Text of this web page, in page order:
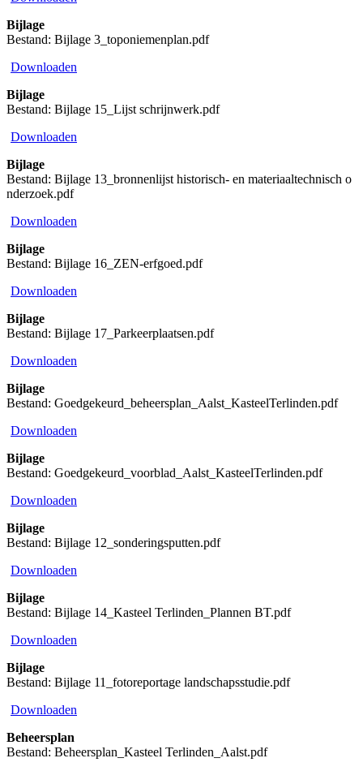
Bijlage
Bestand: Bijlage 3_toponiemenplan.pdf
Downloaden
Bijlage
Bestand: Bijlage 15_Lijst schrijnwerk.pdf
Downloaden
Bijlage
Bestand: Bijlage 13_bronnenlijst historisch- en materiaaltechnisch o
nderzoek.pdf
Downloaden
Bijlage
Bestand: Bijlage 16_ZEN-erfgoed.pdf
Downloaden
Bijlage
Bestand: Bijlage 17_Parkeerplaatsen.pdf
Downloaden
Bijlage
Bestand: Goedgekeurd_beheersplan_Aalst_KasteelTerlinden.pdf
Downloaden
Bijlage
Bestand: Goedgekeurd_voorblad_Aalst_KasteelTerlinden.pdf
Downloaden
Bijlage
Bestand: Bijlage 12_sonderingsputten.pdf
Downloaden
Bijlage
Bestand: Bijlage 14_Kasteel Terlinden_Plannen BT.pdf
Downloaden
Bijlage
Bestand: Bijlage 11_fotoreportage landschapsstudie.pdf
Downloaden
Beheersplan
Bestand: Beheersplan_Kasteel Terlinden_Aalst.pdf